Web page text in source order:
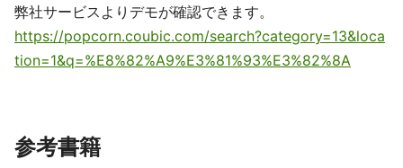
弊社サービスよりデモが確認できます。
https://popcorn.coubic.com/search?category=13&loca
tion=1&q=%E8%82%A9%E3%81%93%E3%82%8A
参考書籍